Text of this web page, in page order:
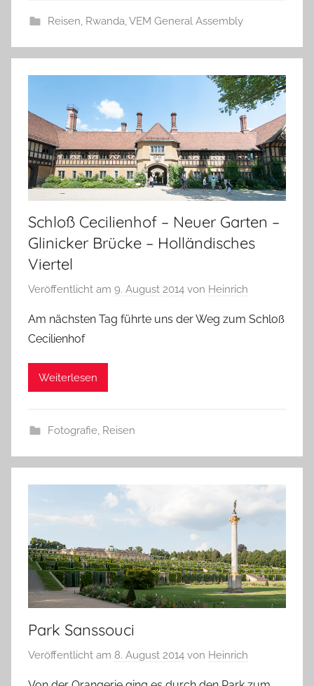
Reisen, Rwanda,VEM General Assembly
Schloß Cecilienhof – Neuer Garten –
Glinicker Brücke – Holländisches
Viertel
Veröffentlicht am 9. August 2014 von Heinrich
Am nächsten Tag führte uns der Weg zum Schloß
Cecilienhof
Weiterlesen
Fotografie, Reisen
Park Sanssouci
Veröffentlicht am 8. August 2014 von Heinrich